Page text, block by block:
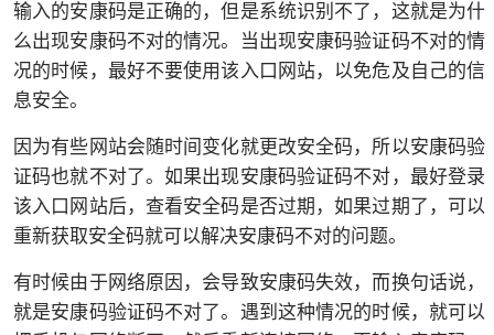
输入的安康码是正确的，但是系统识别不了，这就是为什
么出现安康码不对的情况。当出现安康码验证码不对的情
况的时候，最好不要使用该入口网站，以免危及自己的信
息安全。
因为有些网站会随时间变化就更改安全码，所以安康码验
证码也就不对了。如果出现安康码验证码不对，最好登录
该入口网站后，查看安全码是否过期，如果过期了，可以
重新获取安全码就可以解决安康码不对的问题。
有时候由于网络原因，会导致安康码失效，而换句话说，
就是安康码验证码不对了。遇到这种情况的时候，就可以